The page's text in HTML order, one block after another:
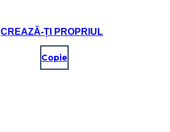
CREAZĂ-ȚI PROPRIUL
Copie